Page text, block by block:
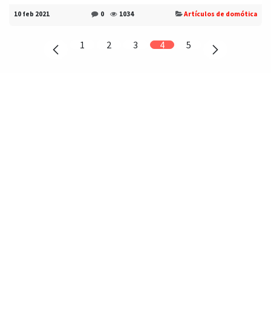
10 feb 2021 0 1034 Artículos de domótica
1 2 3 4 5